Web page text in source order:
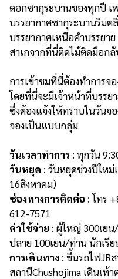
ดอกซากุระบานของทุกปี เ
บรรยากาศซากุระบานริมต
บรรยากาศเหนือคำบรรยา
สาเกจากที่นี่ติดไม้ติดมือก
การเข้าชมที่นี่ต้องทำการ
โดยที่นี่จะมีเจ้าหน้าที่บรร
ซึ่งต้องแจ้งให้ทราบในวันจ
จองเป็นแบบกลุ่ม
วันเวลาทำการ : ทุกวัน
วันหยุด : วันหยุดช่วงปีให
16สิงหาคม)
ช่องทางการติดต่อ : โทร
612-7571
ค่าใช้จ่าย : ผู้ใหญ่ 300เย
ปลาย 100เยน/ท่าน นักเรี
การเดินทาง : ขึ้นรถไฟJR
สถานีChushojima เดินเ